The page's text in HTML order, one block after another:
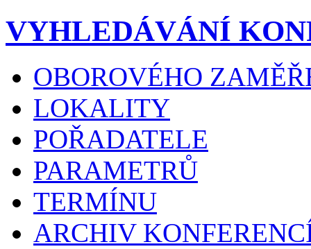
VYHLEDÁVÁNÍ
OBOROVÉHO
LOKALITY
POŘADATELE
PARAMETRŮ
TERMÍNU
ARCHIV